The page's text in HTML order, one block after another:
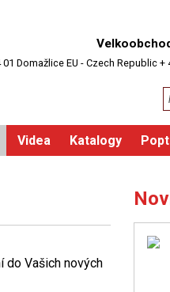
Domažlice EU - Czech Republic +
Videa Katalogy
do Vašich nových